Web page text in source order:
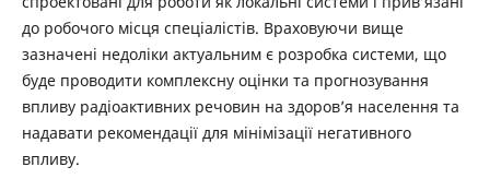
до робочого місця спеціалістів. Враховуючи вище
зазначені недоліки актуальним є розробка системи, що
буде проводити комплексну оцінки та прогнозування
впливу радіоактивних речовин на здоров’я населення та
надавати рекомендації для мінімізації негативного
впливу.